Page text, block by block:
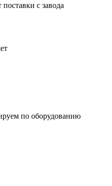
с завода
по оборудованию